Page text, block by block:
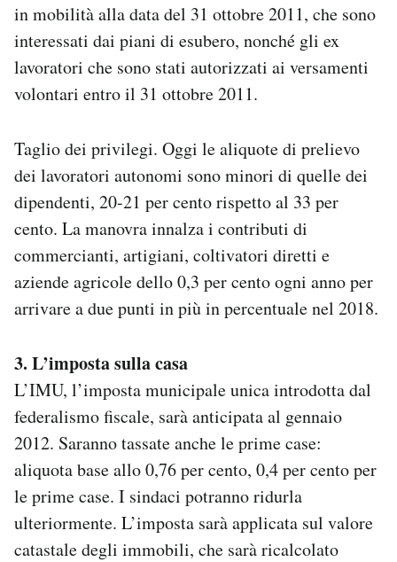
in mobilità alla data del 31 ottobre 2011, che sono
interessati dai piani di esubero, nonché gli ex
lavoratori che sono stati autorizzati ai versamenti
volontari entro il 31 ottobre 2011.
Taglio dei privilegi. Oggi le aliquote di prelievo
dei lavoratori autonomi sono minori di quelle dei
dipendenti, 20-21 per cento rispetto al 33 per
cento. La manovra innalza i contributi di
commercianti, artigiani, coltivatori diretti e
aziende agricole dello 0,3 per cento ogni anno per
arrivare a due punti in più in percentuale nel 2018.
3. L’imposta sulla casa
L’IMU, l’imposta municipale unica introdotta dal
federalismo fiscale, sarà anticipata al gennaio
2012. Saranno tassate anche le prime case:
aliquota base allo 0,76 per cento, 0,4 per cento per
le prime case. I sindaci potranno ridurla
ulteriormente. L’imposta sarà applicata sul valore
catastale degli immobili, che sarà ricalcolato